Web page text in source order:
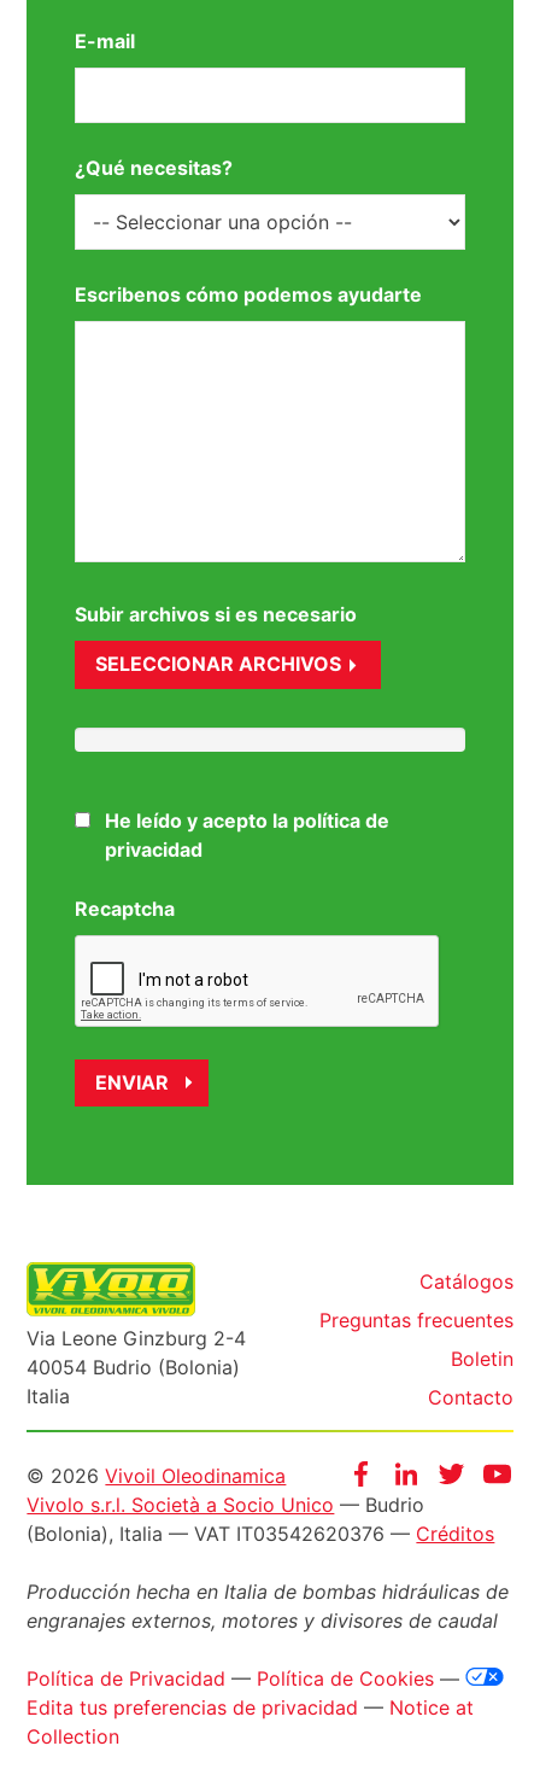
E-mail
¿Qué necesitas?
Escribenos cómo podemos ayudarte
Subir archivos si es necesario
SELECCIONAR ARCHIVOS
He leído y acepto la política de
privacidad
Recaptcha
Via Leone Ginzburg 2-4
40054 Budrio (Bolonia)
Italia
Catálogos
Preguntas frecuentes
Boletin
Contacto
FacebookInstagram
Twitter
Informazioni
legali
© 2026Vivoil Oleodinamica
Vivolo s.r.l. Società a Socio Unico — Budrio
(Bolonia), Italia — VAT IT03542620376 — Créditos
Producción hecha en Italia de bombas hidráulicas de
engranajes externos, motores y divisores de caudal
Política de Privacidad — Política de Cookies —
Edita tus preferencias de privacidad — Notice at
Collection